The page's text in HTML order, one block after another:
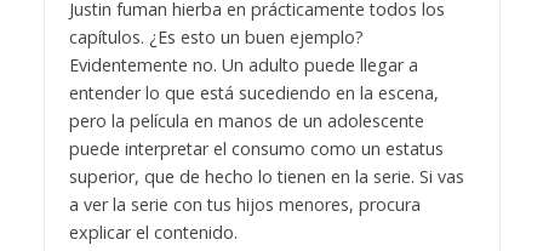
Justin fuman hierba en prácticamente todos los
capítulos. ¿Es esto un buen ejemplo?
Evidentemente no. Un adulto puede llegar a
entender lo que está sucediendo en la escena,
pero la película en manos de un adolescente
puede interpretar el consumo como un estatus
superior, que de hecho lo tienen en la serie. Si vas
a ver la serie con tus hijos menores, procura
explicar el contenido.